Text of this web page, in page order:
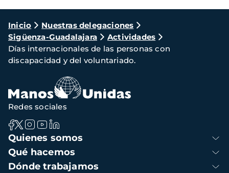
Ruta
de
navegación
Inicio
Nuestras delegaciones
Sigüenza-Guadalajara
Actividades
Días internacionales de las personas con
discapacidad y del voluntariado.
Navegación
principal
Quienes somos
Qué hacemos
Dónde trabajamos
Redes sociales